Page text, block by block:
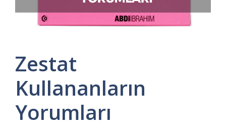
Zestat
Kullananların
Yorumları